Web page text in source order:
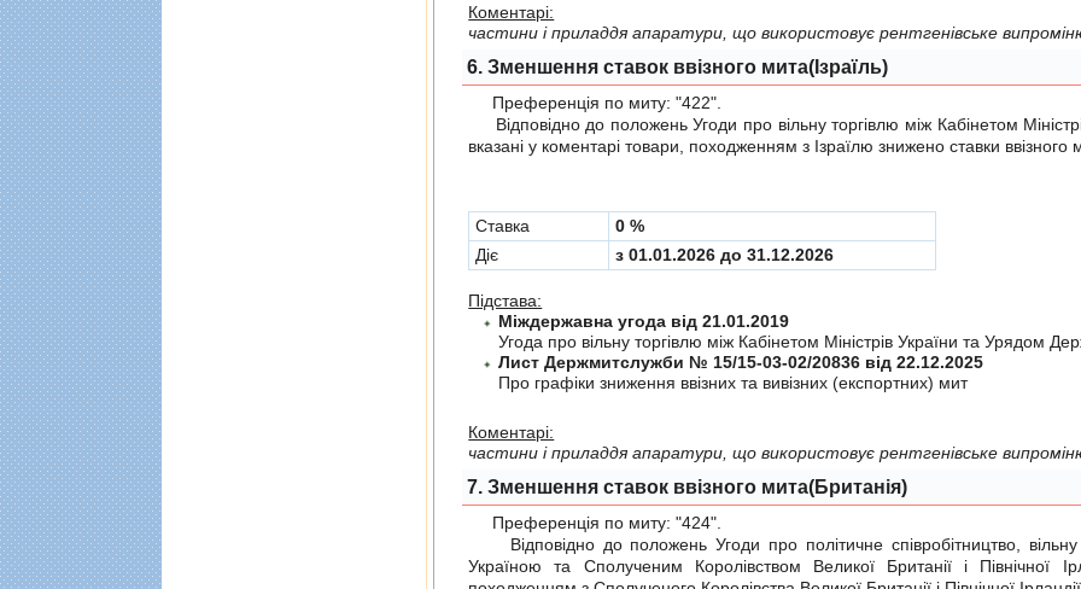
Коментарі:
частини і приладдя апаратури, що використовує рентгенівське
6. Зменшення ставок ввізного мита(Ізраїль)
Преференція по миту:"422"
Відповідно до положеньУгоди про вiльну торгiвлю мiж Кабінетом
вказані у коментарі товари, походженням з Ізраїлю знижено ставки ввізного
Cтавка
0 %
Діє
з 01.01.2026 до 31.12.2026
Підстава:
Міждержавна угода від 21.01.2019
Угода про вiльну торгiвлю мiж Кабiнетом Мiнiстрiв України та Урядом
Лист Держмитслужби № 15/15-03-02/20836 від 22.12.2025
Про графiки зниження ввiзних та вивiзних (експортних) мит
Коментарі:
частини і приладдя апаратури, що використовує рентгенівське
7. Зменшення ставок ввізного мита(Британія)
Преференція по миту:"424"
Відповідно до положеньУгоди про політичне співробітництво,
Україною та Сполученим Королівством Великої Британії і Північної